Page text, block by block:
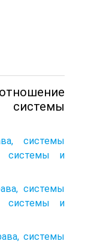
системы
системы и
системы
системы и
системы